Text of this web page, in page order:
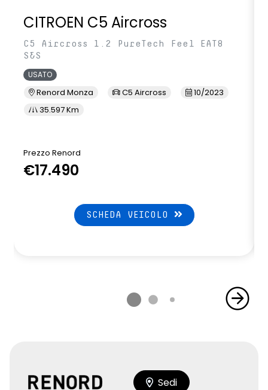
CITROEN C5 Aircross
C5 Aircross 1.2 PureTech Feel EAT8
S&S
USATO
Renord Monza C5 Aircross
10/2023
35.597 Km
Prezzo Renord
€17.490
SCHEDA VEICOLO
Sedi